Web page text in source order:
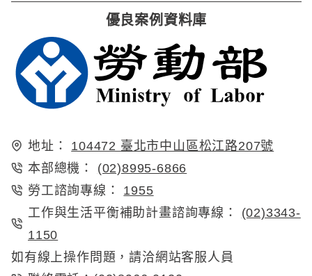
優良案例資料庫
地址：
104472 臺北市中山區松江路207號
本部總機：
(02)8995-6866
勞工諮詢專線：
1955
工作與生活平衡補助計畫諮詢專線：
(02)3343-
1150
如有線上操作問題，請洽網站客服人員